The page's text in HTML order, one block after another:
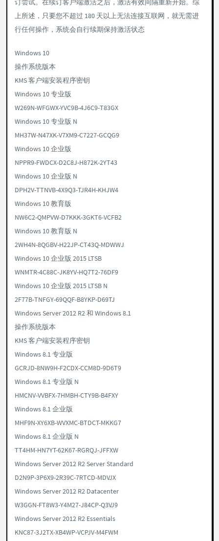
订尝试。在续订客户端激活之后，激活有效间隔重新开始。综
上所述，只要您不超过 180 天以上无法连接互联网，就无需进
行任何操作，系统会自行续期保持激活状态
Windows 10
操作系统版本
KMS 客户端安装程序密钥
Windows 10 专业版
W269N-WFGWX-YVC9B-4J6C9-T83GX
Windows 10 专业版 N
MH37W-N47XK-V7XM9-C7227-GCQG9
Windows 10 企业版
NPPR9-FWDCX-D2C8J-H872K-2YT43
Windows 10 企业版 N
DPH2V-TTNVB-4X9Q3-TJR4H-KHJW4
Windows 10 教育版
NW6C2-QMPVW-D7KKK-3GKT6-VCFB2
Windows 10 教育版 N
2WH4N-8QGBV-H22JP-CT43Q-MDWWJ
Windows 10 企业版 2015 LTSB
WNMTR-4C88C-JK8YV-HQ7T2-76DF9
Windows 10 企业版 2015 LTSB N
2F77B-TNFGY-69QQF-B8YKP-D69TJ
Windows Server 2012 R2 和 Windows 8.1
操作系统版本
KMS 客户端安装程序密钥
Windows 8.1 专业版
GCRJD-8NW9H-F2CDX-CCM8D-9D6T9
Windows 8.1 专业版 N
HMCNV-VVBFX-7HMBH-CTY9B-B4FXY
Windows 8.1 企业版
MHF9N-XY6XB-WVXMC-BTDCT-MKKG7
Windows 8.1 企业版 N
TT4HM-HN7YT-62K67-RGRQJ-JFFXW
Windows Server 2012 R2 Server Standard
D2N9P-3P6X9-2R39C-7RTCD-MDVJX
Windows Server 2012 R2 Datacenter
W3GGN-FT8W3-Y4M27-J84CP-Q3VJ9
Windows Server 2012 R2 Essentials
KNC87-3J2TX-XB4WP-VCPJV-M4FWM